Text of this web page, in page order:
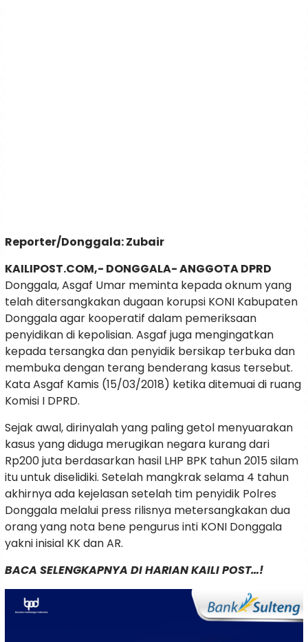
Reporter/Donggala: Zubair
KAILIPOST.COM,- DONGGALA- ANGGOTA DPRD
Donggala, Asgaf Umar meminta kepada oknum yang
telah ditersangkakan dugaan korupsi KONI Kabupaten
Donggala agar kooperatif dalam pemeriksaan
penyidikan di kepolisian. Asgaf juga mengingatkan
kepada tersangka dan penyidik bersikap terbuka dan
membuka dengan terang benderang kasus tersebut.
Kata Asgaf Kamis (15/03/2018) ketika ditemuai di ruang
Komisi I DPRD.
Sejak awal, dirinyalah yang paling getol menyuarakan
kasus yang diduga merugikan negara kurang dari
Rp200 juta berdasarkan hasil LHP BPK tahun 2015 silam
itu untuk diselidiki. Setelah mangkrak selama 4 tahun
akhirnya ada kejelasan setelah tim penyidik Polres
Donggala melalui press rilisnya metersangkakan dua
orang yang nota bene pengurus inti KONI Donggala
yakni inisial KK dan AR.
BACA SELENGKAPNYA DI HARIAN KAILI POST…!